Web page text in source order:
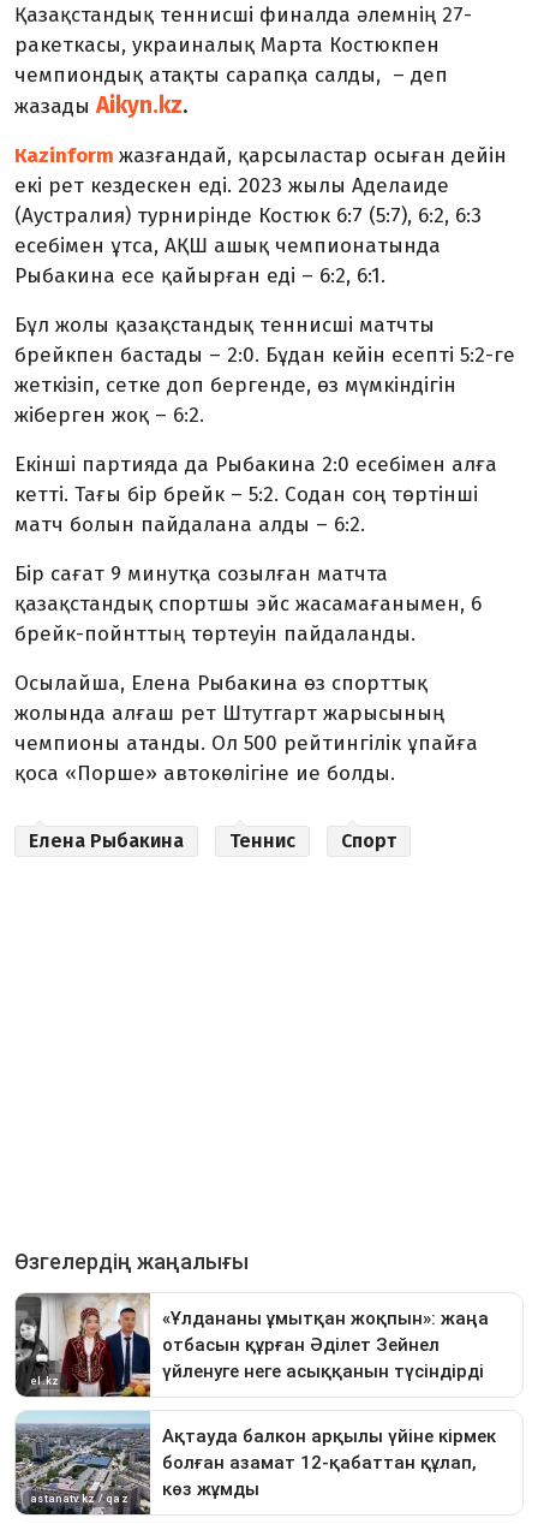
Қазақстандық теннисші финалда әлемнің 27-
ракеткасы, украиналық Марта Костюкпен
чемпиондық атақты сарапқа салды, – деп
жазадыAikyn.kz.
Кazinform жазғандай, қарсыластар осыған дейін
екі рет кездескен еді. 2023 жылы Аделаиде
(Аустралия) турнирінде Костюк 6:7 (5:7), 6:2, 6:3
есебімен ұтса, АҚШ ашық чемпионатында
Рыбакина есе қайырған еді – 6:2, 6:1.
Бұл жолы қазақстандық теннисші матчты
брейкпен бастады – 2:0. Бұдан кейін есепті 5:2-ге
жеткізіп, сетке доп бергенде, өз мүмкіндігін
жіберген жоқ – 6:2.
Екінші партияда да Рыбакина 2:0 есебімен алға
кетті. Тағы бір брейк – 5:2. Содан соң төртінші
матч болын пайдалана алды – 6:2.
Бір сағат 9 минутқа созылған матчта
қазақстандық спортшы эйс жасамағанымен, 6
брейк-пойнттың төртеуін пайдаланды.
Осылайша, Елена Рыбакина өз спорттық
жолында алғаш рет Штутгарт жарысының
чемпионы атанды. Ол 500 рейтингілік ұпайға
қоса «Порше» автокөлігіне ие болды.
Елена Рыбакина Теннис Спорт